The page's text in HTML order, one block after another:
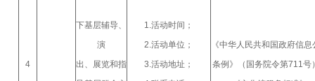
4
下基层辅导、
演
出、展览和指
1.活动时间；
2.活动单位；
3.活动地址；
《中华人民共和国政府信息
条例》（国务院令第711号